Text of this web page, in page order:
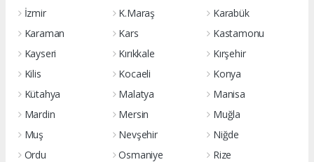
İzmir
K.Maraş
Karabük
Karaman
Kars
Kastamonu
Kayseri
Kırıkkale
Kırşehir
Kilis
Kocaeli
Konya
Kütahya
Malatya
Manisa
Mardin
Mersin
Muğla
Muş
Nevşehir
Niğde
Ordu
Osmaniye
Rize